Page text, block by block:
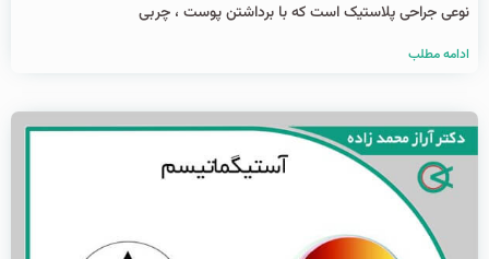
نوعی جراحی پلاستیک است که با برداشتن پوست ، چربی
ادامه مطلب